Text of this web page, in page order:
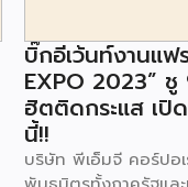
บิ๊กอีเว้นท์งานแฟ
EXPO 2023”
ฮิตติดกระแส เปิ
นี้!!
บริษัท พีเอ็มจี คอร์ปอ